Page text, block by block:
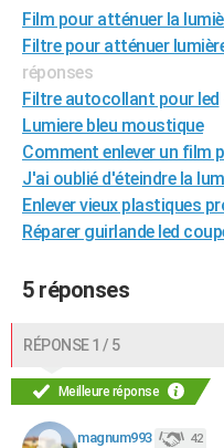
BONS PLANS
CARTE DE VOEUX
Carte de Noël
Carte Bonne année
Carte Saint-Valentin
Carte Pâques
Carte d'anniversaire
DICTIONNAIRE
Dictionnaire
Biographies
Citations
Expressions
Proverbes
PROGRAMME TV
COPAINS D'AVANT
S'inscrire
Se connecter
Lycées
Collèges
Primaires
Universités
Entreprises
Service militaire
Avis de recherche
AVIS DE DÉCÈS
FORUM
Lifestyle
Sport
Television
Cinema
Film pour atténuer la
Filtre pour atténuer
réponses
Filtre autocollant pour led
Lumiere bleu moustique
Comment enlever un film
J'ai oublié d'éteindre la
Enlever vieux plastiques
Réparer guirlande led
5 réponses
RÉPONSE 1 / 5
Meilleure réponse
magnum993 42